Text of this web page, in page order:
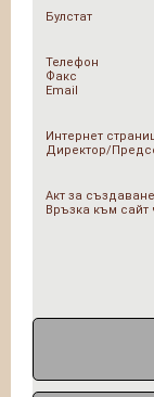
Булстат
Телефон
Факс
Email
Интернет
Директор/
Акт за
Връзка към сайт